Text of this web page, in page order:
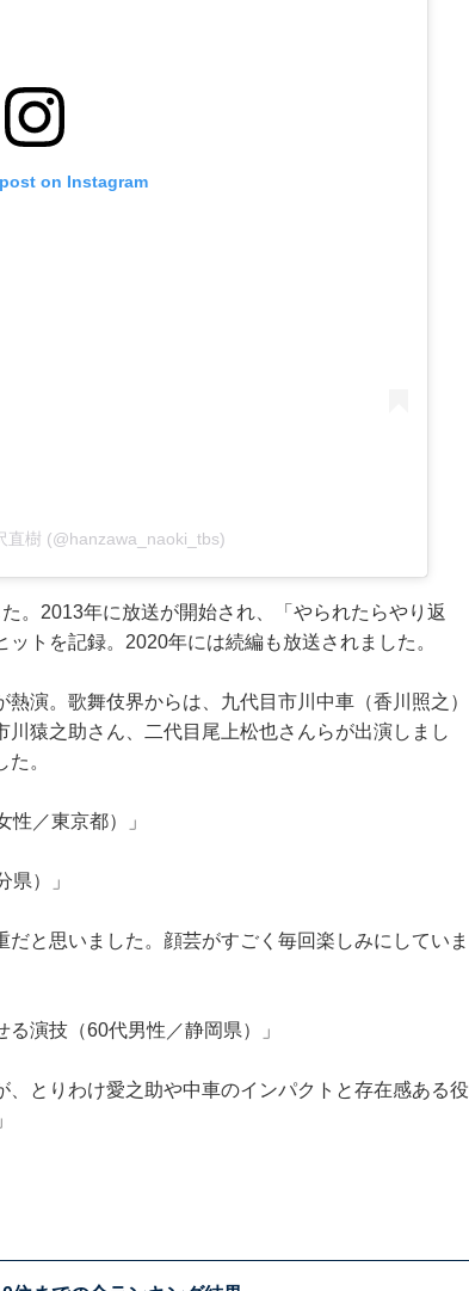
on Instagram
直樹 (@hanzawa_naoki_tbs)
。2013年に放送が開始され、「やられたらやり返
トを記録。2020年には続編も放送されました。
演。歌舞伎界からは、九代目市川中車（香川照之）
猿之助さん、二代目尾上松也さんらが出演しまし
。
性／東京都）」
県）」
だと思いました。顔芸がすごく毎回楽しみにしていま
演技（60代男性／静岡県）」
、とりわけ愛之助や中車のインパクトと存在感ある役